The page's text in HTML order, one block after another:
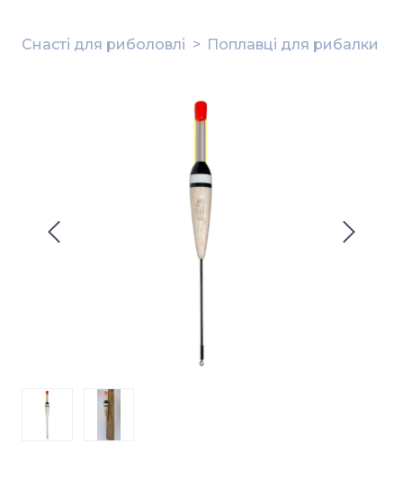
Снасті для риболовлі Поплавці для рибалки